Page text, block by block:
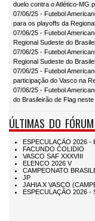
duelo contra o Atlético-MG
07/06/25 - Futebol
para os playoffs da
07/06/25 - Futebol
Regional Sudeste do
07/06/25 - Futebol
Regional Sudeste do
07/06/25 - Futebol
participação do Vasco na
07/06/25 - Futebol
do Brasileirão de Flag
ÚLTIMAS DO FÓRUM